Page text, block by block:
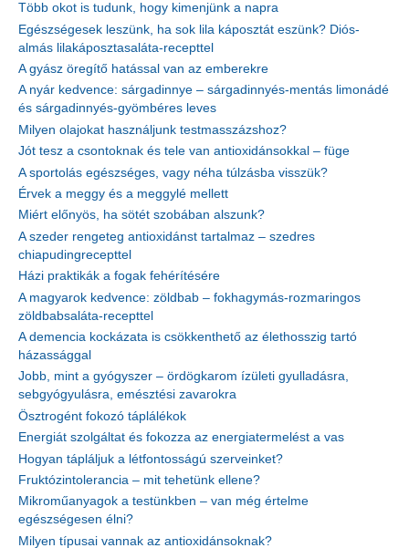
Több okot is tudunk, hogy kimenjünk a napra
Egészségesek leszünk, ha sok lila káposztát eszünk? Diós-
almás lilakáposztasaláta-recepttel
A gyász öregítő hatással van az emberekre
A nyár kedvence: sárgadinnye – sárgadinnyés-mentás limonádé
és sárgadinnyés-gyömbéres leves
Milyen olajokat használjunk testmasszázshoz?
Jót tesz a csontoknak és tele van antioxidánsokkal – füge
A sportolás egészséges, vagy néha túlzásba visszük?
Érvek a meggy és a meggylé mellett
Miért előnyös, ha sötét szobában alszunk?
A szeder rengeteg antioxidánst tartalmaz – szedres
chiapudingrecepttel
Házi praktikák a fogak fehérítésére
A magyarok kedvence: zöldbab – fokhagymás-rozmaringos
zöldbabsaláta-recepttel
A demencia kockázata is csökkenthető az élethosszig tartó
házassággal
Jobb, mint a gyógyszer – ördögkarom ízületi gyulladásra,
sebgyógyulásra, emésztési zavarokra
Ösztrogént fokozó táplálékok
Energiát szolgáltat és fokozza az energiatermelést a vas
Hogyan tápláljuk a létfontosságú szerveinket?
Fruktózintolerancia – mit tehetünk ellene?
Mikroműanyagok a testünkben – van még értelme
egészségesen élni?
Milyen típusai vannak az antioxidánsoknak?